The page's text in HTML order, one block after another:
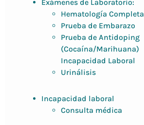
Exámenes de Laboratorio:
Hematología Completa
Prueba de Embarazo
Prueba de Antidoping
(Cocaína/Marihuana)
Incapacidad Laboral
Urinálisis
Incapacidad laboral
Consulta médica